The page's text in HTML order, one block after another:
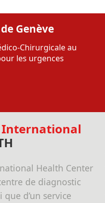
Genève
Chirurgicale au
les urgences
International
Health Center
de diagnostic
d’un service